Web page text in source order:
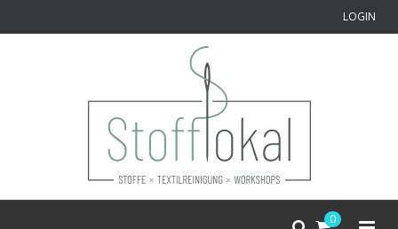
LOGIN
0